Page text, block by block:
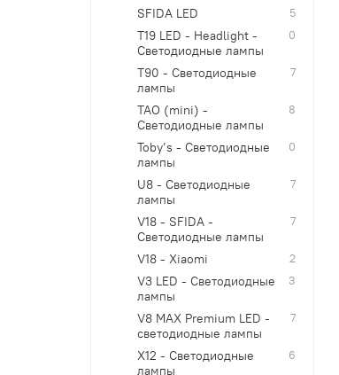
SFIDA LED 5
T19 LED - Headlight -
Светодиодные лампы
0
T90 - Светодиодные
лампы
7
TAO (mini) -
Светодиодные лампы
8
Toby’s - Светодиодные
лампы
0
U8 - Светодиодные
лампы
7
V18 - SFIDA -
Светодиодные лампы
7
V18 - Xiaomi 2
V3 LED - Светодиодные
лампы
3
V8 MAX Premium LED -
светодиодные лампы
7
X12 - Светодиодные
лампы
6